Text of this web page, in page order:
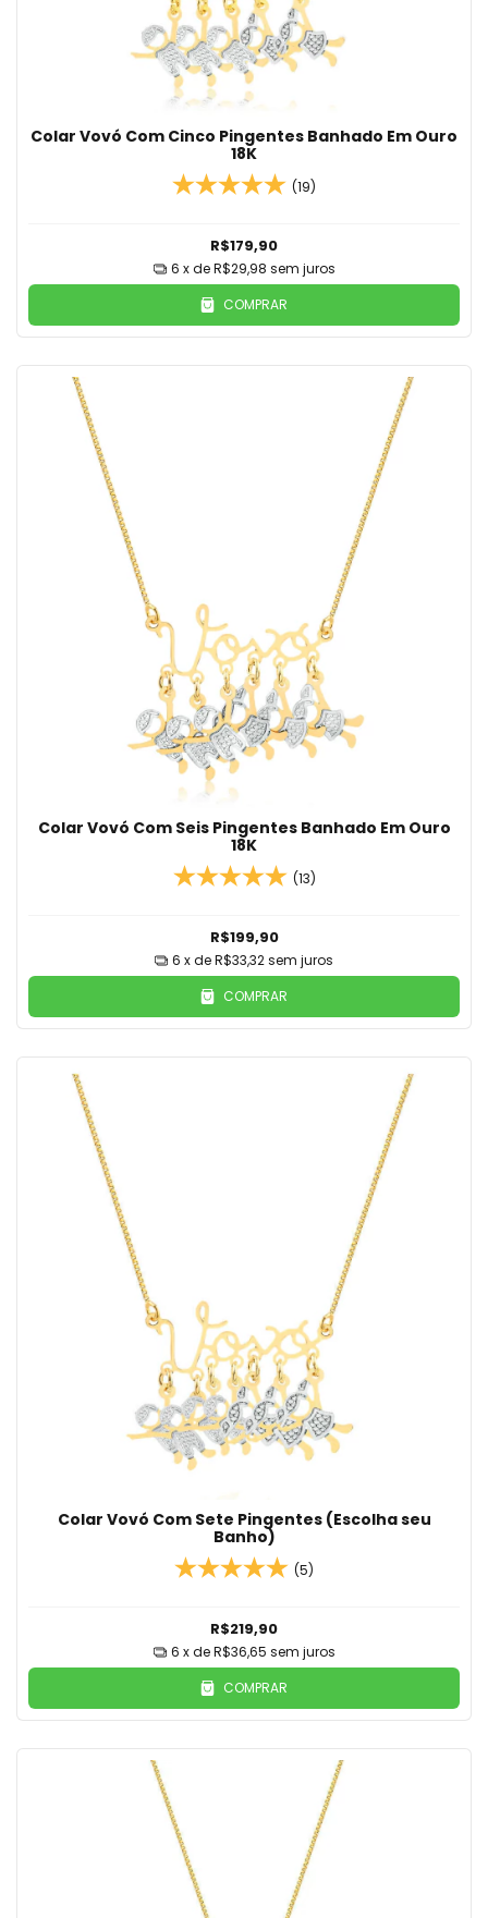
Colar Vovó Com Cinco Pingentes Banhado Em Ouro
18K
(19)
R$179,90
6 x deR$29,98 sem juros
COMPRAR
Colar Vovó Com Seis Pingentes Banhado Em Ouro
18K
(13)
R$199,90
6 x deR$33,32sem juros
COMPRAR
Colar Vovó Com Sete Pingentes (Escolha seu
Banho)
(5)
R$219,90
6 x deR$36,65 sem juros
COMPRAR